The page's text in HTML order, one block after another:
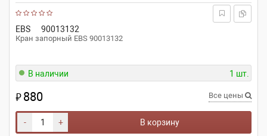
EBS 90013132
Кран запорный EBS 90013132
В наличии 1 шт.
₽880 Все цены
- + В корзину